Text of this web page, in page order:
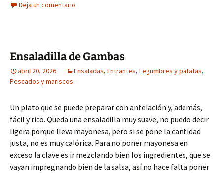
Deja un comentario
Ensaladilla de Gambas
abril 20, 2026 Ensaladas, Entrantes, Legumbres y patatas,
Pescados y mariscos
Un plato que se puede preparar con antelación y, además,
fácil y rico. Queda una ensaladilla muy suave, no puedo decir
ligera porque lleva mayonesa, pero si se pone la cantidad
justa, no es muy calórica. Para no poner mayonesa en
exceso la clave es ir mezclando bien los ingredientes, que se
vayan impregnando bien de la salsa, así no hace falta poner